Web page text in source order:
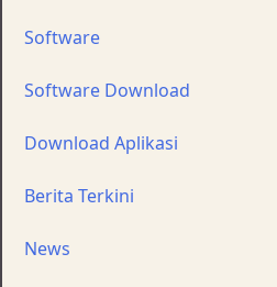
Software
Software Download
Download Aplikasi
Berita Terkini
News